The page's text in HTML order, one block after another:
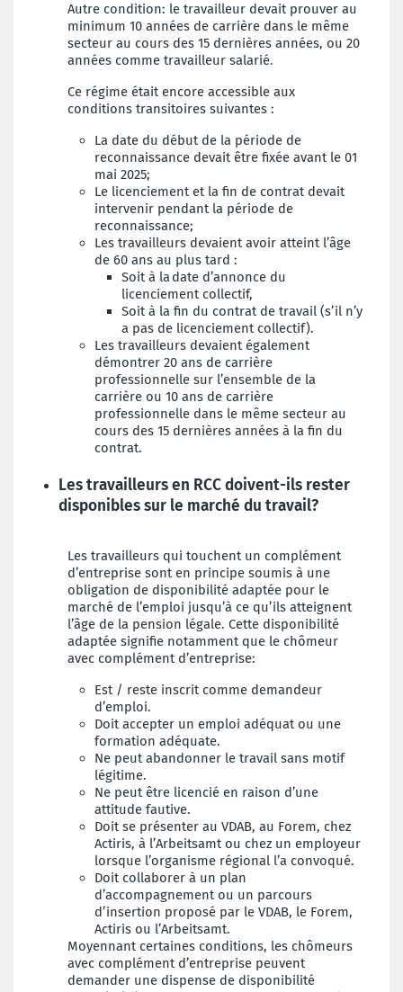
Autre condition: le travailleur devait prouver au
minimum 10 années de carrière dans le même
secteur au cours des 15 dernières années, ou 20
années comme travailleur salarié.
Ce régime était encore accessible aux
conditions transitoires suivantes :
La date du début de la période de
reconnaissance devait être fixée avant le 01
mai 2025;
Le licenciement et la fin de contrat devait
intervenir pendant la période de
reconnaissance;
Les travailleurs devaient avoir atteint l’âge
de 60 ans au plus tard :
Soit à la date d’annonce du
licenciement collectif,
Soit à la fin du contrat de travail (s’il n’y
a pas de licenciement collectif).
Les travailleurs devaient également
démontrer 20 ans de carrière
professionnelle sur l’ensemble de la
carrière ou 10 ans de carrière
professionnelle dans le même secteur au
cours des 15 dernières années à la fin du
contrat.
Les travailleurs en RCC doivent-ils rester
disponibles sur le marché du travail?
Les travailleurs qui touchent un complément
d’entreprise sont en principe soumis à une
obligation de disponibilité adaptée pour le
marché de l’emploi jusqu’à ce qu’ils atteignent
l’âge de la pension légale. Cette disponibilité
adaptée signifie notamment que le chômeur
avec complément d’entreprise:
Est / reste inscrit comme demandeur
d’emploi.
Doit accepter un emploi adéquat ou une
formation adéquate.
Ne peut abandonner le travail sans motif
légitime.
Ne peut être licencié en raison d’une
attitude fautive.
Doit se présenter au VDAB, au Forem, chez
Actiris, à l’Arbeitsamt ou chez un employeur
lorsque l’organisme régional l’a convoqué.
Doit collaborer à un plan
d’accompagnement ou un parcours
d’insertion proposé par le VDAB, le Forem,
Actiris ou l’Arbeitsamt.
Moyennant certaines conditions, les chômeurs
avec complément d’entreprise peuvent
demander une dispense de disponibilité